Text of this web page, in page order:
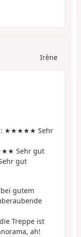
Irène
: ★★★★★ Sehr
Sehr gut
gut
gutem
Treppe ist
ah!